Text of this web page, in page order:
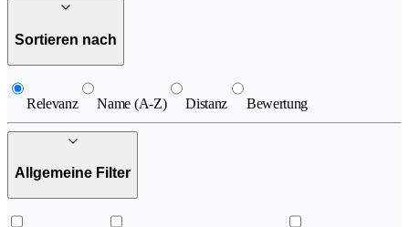
Sortieren nach
Relevanz Name (A-Z) Distanz Bewertung
Allgemeine Filter